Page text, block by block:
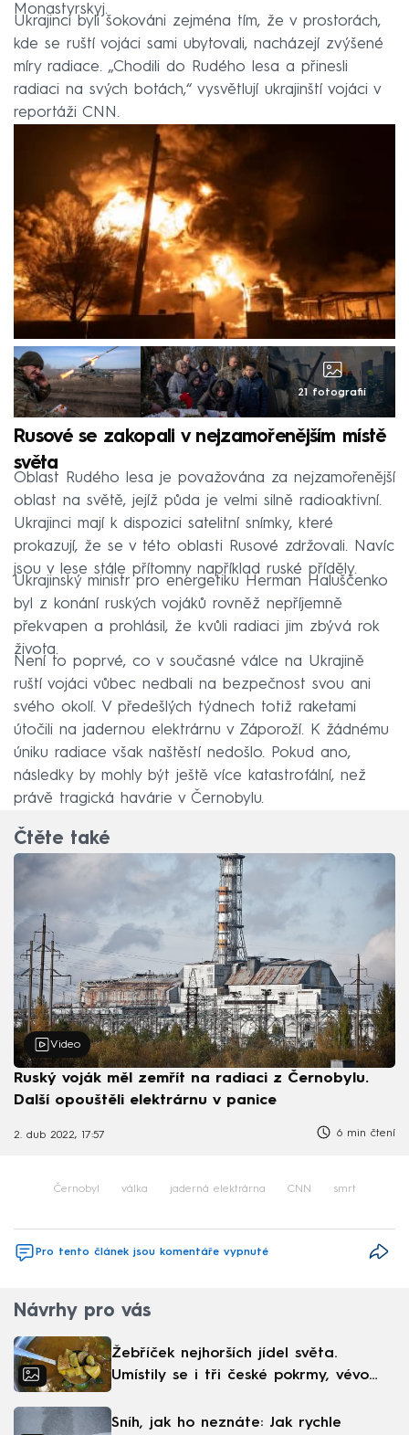
Monastyrskyj.
Ukrajinci byli šokováni zejména tím, že v prostorách,
kde se ruští vojáci sami ubytovali, nacházejí zvýšené
míry radiace. „Chodili do Rudého lesa a přinesli
radiaci na svých botách,“ vysvětlují ukrajinští vojáci v
reportáži CNN.
21 fotografií
Rusové se zakopali v nejzamořenějším místě
světa
Oblast Rudého lesa je považována za nejzamořenější
oblast na světě, jejíž půda je velmi silně radioaktivní.
Ukrajinci mají k dispozici satelitní snímky, které
prokazují, že se v této oblasti Rusové zdržovali. Navíc
jsou v lese stále přítomny například ruské příděly.
Ukrajinský ministr pro energetiku Herman Haluščenko
byl z konání ruských vojáků rovněž nepříjemně
překvapen a prohlásil, že kvůli radiaci jim zbývá rok
života.
Není to poprvé, co v současné válce na Ukrajině
ruští vojáci vůbec nedbali na bezpečnost svou ani
svého okolí. V předešlých týdnech totiž raketami
útočili na jadernou elektrárnu v Záporoží. K žádnému
úniku radiace však naštěstí nedošlo. Pokud ano,
následky by mohly být ještě více katastrofální, než
právě tragická havárie v Černobylu.
Čtěte také
Video
Ruský voják měl zemřít na radiaci z Černobylu.
Další opouštěli elektrárnu v panice
2. dub 2022, 17:57 6 min čtení
Černobyl válka jaderná elektrárna CNN smrt
Pro tento článek jsou komentáře vypnuté
Návrhy pro vás
Žebříček nejhorších jídel světa.
Umístily se i tři české pokrmy, vévodí
Sníh, jak ho neznáte: Jak rychle